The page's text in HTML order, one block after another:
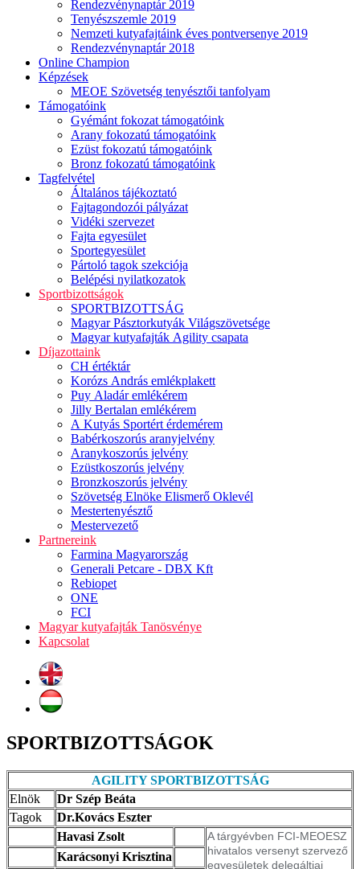
Rendezvénynaptár 2019
Tenyészszemle 2019
Nemzeti kutyafajtáink éves pontversenye 2019
Rendezvénynaptár 2018
Online Champion
Képzések
MEOE Szövetség tenyésztői tanfolyam
Támogatóink
Gyémánt fokozat támogatóink
Arany fokozatú támogatóink
Ezüst fokozatú támogatóink
Bronz fokozatú támogatóink
Tagfelvétel
Általános tájékoztató
Fajtagondozói pályázat
Vidéki szervezet
Fajta egyesület
Sportegyesület
Pártoló tagok szekciója
Belépési nyilatkozatok
Sportbizottságok
SPORTBIZOTTSÁG
Magyar Pásztorkutyák Világszövetsége
Magyar kutyafajták Agility csapata
Díjazottaink
CH értéktár
Korózs András emlékplakett
Puy Aladár emlékérem
Jilly Bertalan emlékérem
A Kutyás Sportért érdemérem
Babérkoszorús aranyjelvény
Aranykoszorús jelvény
Ezüstkoszorús jelvény
Bronzkoszorús jelvény
Szövetség Elnöke Elismerő Oklevél
Mestertenyésztő
Mestervezető
Partnereink
Farmina Magyarország
Generali Petcare - DBX Kft
Rebiopet
ONE
FCI
Magyar kutyafajták Tanösvénye
Kapcsolat
SPORTBIZOTTSÁGOK
AGILITY SPORTBIZOTTSÁG
Elnök
Dr Szép Beáta
Tagok
Dr.Kovács Eszter
Havasi Zsolt
A tárgyévben FCI-MEOESZ
hivatalos versenyt szervező
egyesületek delegáltjai
Karácsonyi Krisztina